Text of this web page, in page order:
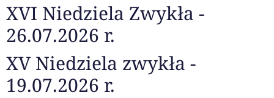
XVI Niedziela Zwykła -
26.07.2026 r.
XV Niedziela zwykła -
19.07.2026 r.